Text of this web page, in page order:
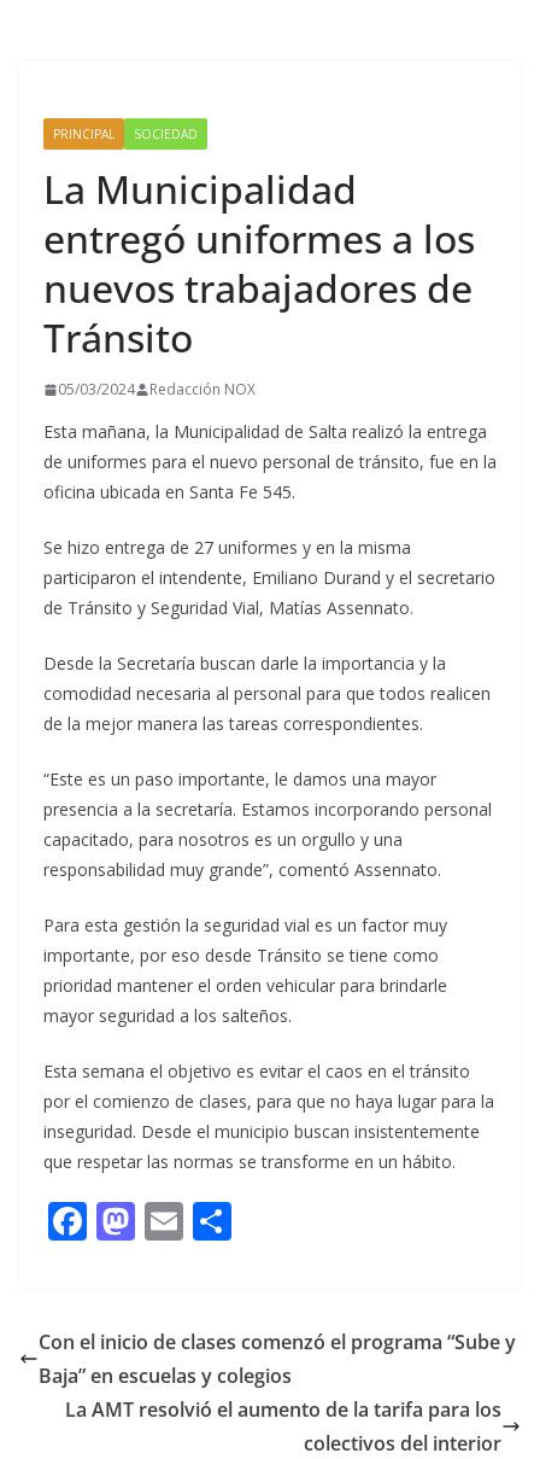
PRINCIPAL SOCIEDAD
La Municipalidad
entregó uniformes a los
nuevos trabajadores de
Tránsito
05/03/2024 Redacción NOX
Esta mañana, la Municipalidad de Salta realizó la entrega
de uniformes para el nuevo personal de tránsito, fue en la
oficina ubicada en Santa Fe 545.
Se hizo entrega de 27 uniformes y en la misma
participaron el intendente, Emiliano Durand y el secretario
de Tránsito y Seguridad Vial, Matías Assennato.
Desde la Secretaría buscan darle la importancia y la
comodidad necesaria al personal para que todos realicen
de la mejor manera las tareas correspondientes.
“Este es un paso importante, le damos una mayor
presencia a la secretaría. Estamos incorporando personal
capacitado, para nosotros es un orgullo y una
responsabilidad muy grande”, comentó Assennato.
Para esta gestión la seguridad vial es un factor muy
importante, por eso desde Tránsito se tiene como
prioridad mantener el orden vehicular para brindarle
mayor seguridad a los salteños.
Esta semana el objetivo es evitar el caos en el tránsito
por el comienzo de clases, para que no haya lugar para la
inseguridad. Desde el municipio buscan insistentemente
que respetar las normas se transforme en un hábito.
F
b
o
o
M
d
o
n
E
l p
ar
ti
Con el inicio de clases comenzó el programa “Sube y
Baja” en escuelas y colegios
La AMT resolvió el aumento de la tarifa para los
colectivos del interior